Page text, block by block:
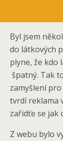
Byl jsem
do látkových
plyne, že kdo
špatný. Tak
zamyšlení
tvrdí reklama
zařidťe se jak
Z webu bylo